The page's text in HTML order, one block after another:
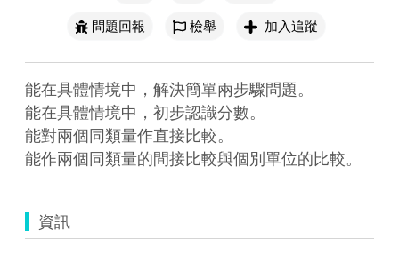
問題回報
檢舉 加入追蹤
能在具體情境中，解決簡單兩步驟問題。
能在具體情境中，初步認識分數。
能對兩個同類量作直接比較。
資訊